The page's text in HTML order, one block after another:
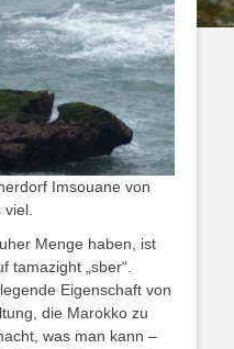
Imsouane von
Menge haben, ist
tamazight „sber“.
Eigenschaft von
die Marokko zu
was man kann –